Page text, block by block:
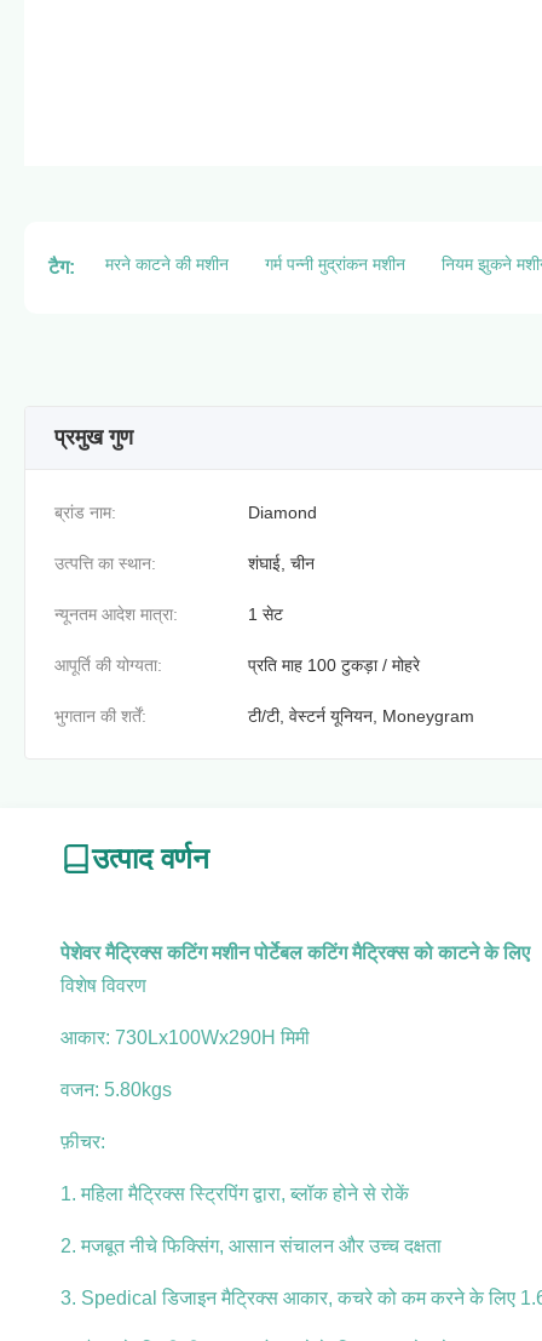
टैग: मरने काटने की मशीन गर्म पन्नी मुद्रांकन मशीन नियम झुकने
प्रमुख गुण
ब्रांड नाम: Diamond
उत्पत्ति का स्थान: शंघाई, चीन
न्यूनतम आदेश मात्रा: 1 सेट
आपूर्ति की योग्यता: प्रति माह 100 टुकड़ा / मोहरे
भुगतान की शर्तें: टी/टी, वेस्टर्न यूनियन, Moneygram
उत्पाद वर्णन
पेशेवर मैट्रिक्स कटिंग मशीन पोर्टेबल कटिंग मैट्रिक्स को काटने के लिए
विशेष विवरण
आकार: 730Lx100Wx290H मिमी
वजन: 5.80kgs
फ़ीचर:
1. महिला मैट्रिक्स स्ट्रिपिंग द्वारा, ब्लॉक होने से रोकें
2. मजबूत नीचे फिक्सिंग, आसान संचालन और उच्च दक्षता
3. Spedical डिजाइन मैट्रिक्स आकार, कचरे को कम करने के लिए